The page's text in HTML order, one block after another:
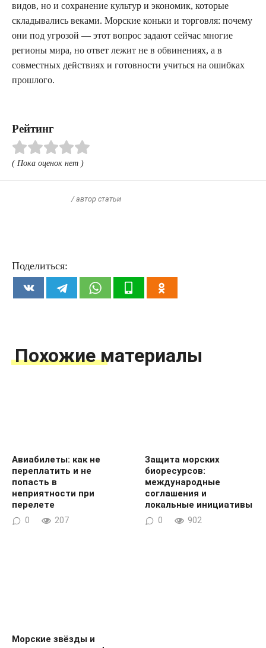
видов, но и сохранение культур и экономик, которые
складывались веками. Морские коньки и торговля: почему
они под угрозой — этот вопрос задают сейчас многие
регионы мира, но ответ лежит не в обвинениях, а в
совместных действиях и готовности учиться на ошибках
прошлого.
Рейтинг
( Пока оценок нет )
/ автор статьи
Поделиться:
Похожие материалы
Авиабилеты: как не
переплатить и не
попасть в
неприятности при
перелете
0 207
Защита морских
биоресурсов:
международные
соглашения и
локальные инициативы
0 902
Морские звёзды и